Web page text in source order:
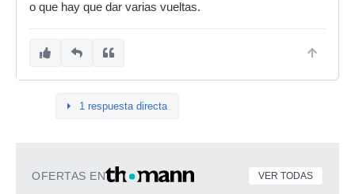
o que hay que dar varias vueltas.
1 respuesta directa
OFERTAS EN VER TODAS